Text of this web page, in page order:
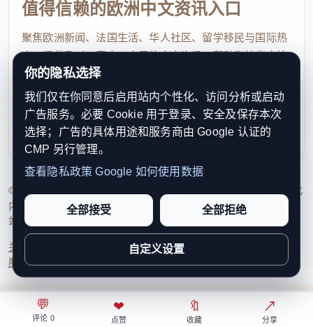
💬
评论 0
❤
点赞
🔖
收藏
↗
分享
调查人员同时关注伤者当时是否处于酒后状态。
据现场初步掌握的信息显示，伤者可能存在酒精摄入
过量的情况。警方表示，由于伤者目前伤势严重，尚
无法立即完成正式酒精检测，因此最终结果仍需等待
医院后续医学检查确认。
值得注意的是，就在此前不久，普拉托另一名男子曾
疑存在酒后驾驶行为。
因此，警方将把是否存在酒精或其他影响驾驶能力的
因素作为此次调查的重要内容之一。同时，也有消息
称，部分目击情况显示该骑车人在事故发生前的骑行
路线可能并不十分稳定，但这一说法尚未得到官方证
值得信赖的欧洲中文资讯入口
聚焦欧洲新闻、法国生活、华人社区、留学移民与国际热
点，提供及时、真实、实用的中文资讯，帮助海外华人快
速了解欧洲动态。
contact@xinouzhou.com
服务支持、版权与合作：工作日优先处理站务、投稿与权
利通知
© 2026 新欧洲·欧洲头条. All Rights Reserved. 本网站持续优化
内容透明度、联系方式与用户权利说明，以提升品牌信任感和
站点完整度。
关于我们 编辑规范日期归档隐私政策
服务条款联系我们
你的隐私选择
我们仅在你同意后启用站内个性化、访问分析或启动
广告服务。必要 Cookie 用于登录、安全及保存本次
选择；广告的具体用途和服务商由 Google 认证的
CMP 另行管理。
查看隐私政策 Google 如何使用数据
全部接受 全部拒绝
自定义设置
⌂
首页
◎
关注
↗
热榜
○
我的